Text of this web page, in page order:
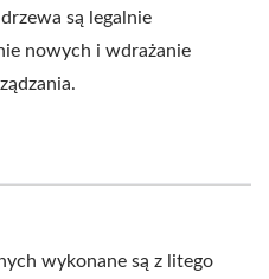
są legalnie
nowych i wdrażanie
wykonane są z litego